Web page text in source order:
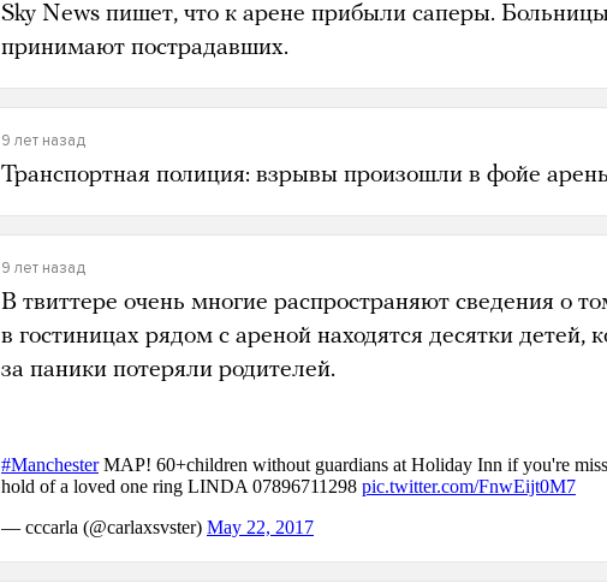
Sky News пишет, что к арене прибыли саперы.
принимают пострадавших.
9 лет назад
Транспортная полиция: взрывы произошли в фойе
9 лет назад
В твиттере очень многие распространяют сведения о
в гостиницах рядом с ареной находятся десятки детей,
за паники потеряли родителей.